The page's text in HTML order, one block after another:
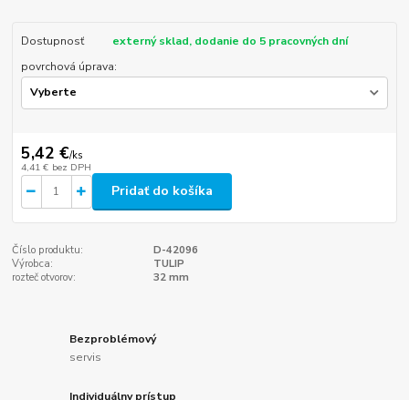
Dostupnosť
externý sklad, dodanie do 5 pracovných dní
povrchová úprava:
5,42 €/ks
4,41 € bez DPH
Pridať do košíka
Číslo produktu:
D-42096
Výrobca:
TULIP
rozteč otvorov:
32 mm
Bezproblémový
servis
Individuálny prístup